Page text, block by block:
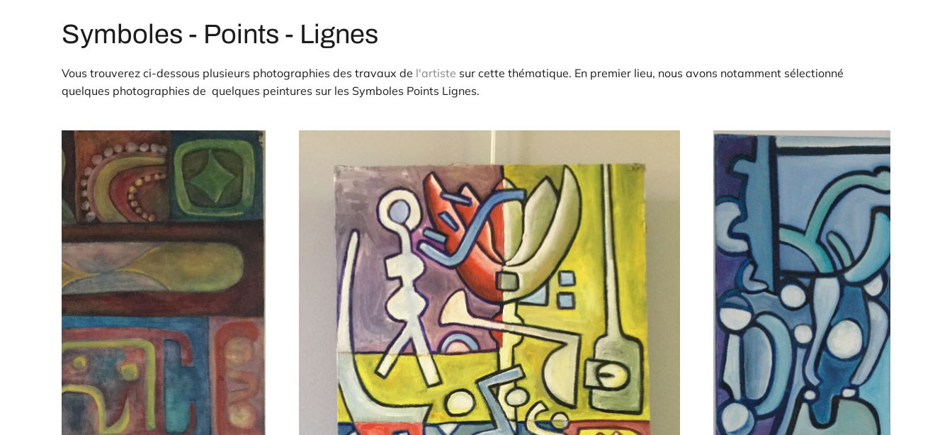
Symboles - Points - Lignes
Vous trouverez ci-dessous plusieurs photographies des travaux de l'artiste sur cette thématique. En premier lieu, nous avons notamment sélectionné
quelques photographies de quelques peintures sur les Symboles Points Lignes.